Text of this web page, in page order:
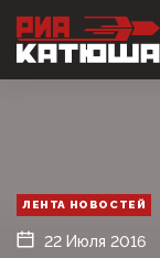
ЛЕНТА НОВОСТЕЙ
22 Июля 2016